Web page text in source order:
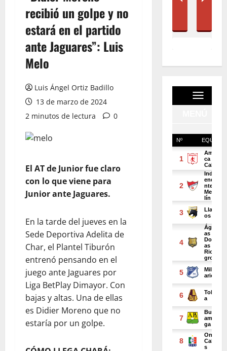
recibió un golpe y no
estará en el partido
ante Jaguares”: Luis
Melo
Luis Ángel Ortiz Badillo
13 de marzo de 2024
2 minutos de lectura
0
El AT de Junior fue claro
con lo que viene para
Junior ante Jaguares.
En la tarde del jueves en la
Sede Deportiva Adelita de
Char, el Plantel Tiburón
entrenó pensando en el
juego ante Jaguares por
Liga BetPlay Dimayor. Con
bajas y altas. Una de ellas
es Didier Moreno que no
estaría por un golpe.